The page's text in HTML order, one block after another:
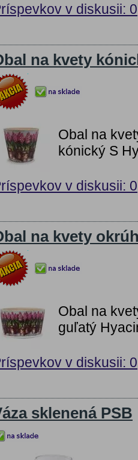
v diskusii: 0
na kvety
Obal na
kónický S
v diskusii: 0
na kvety
Obal na
guľatý
v diskusii: 0
sklenená PSB